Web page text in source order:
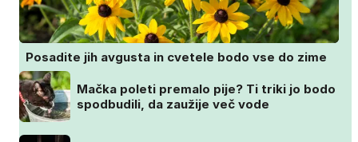
Posadite jih avgusta in cvetele bodo vse do zime
Mačka poleti premalo pije? Ti triki jo bodo
spodbudili, da zaužije več vode